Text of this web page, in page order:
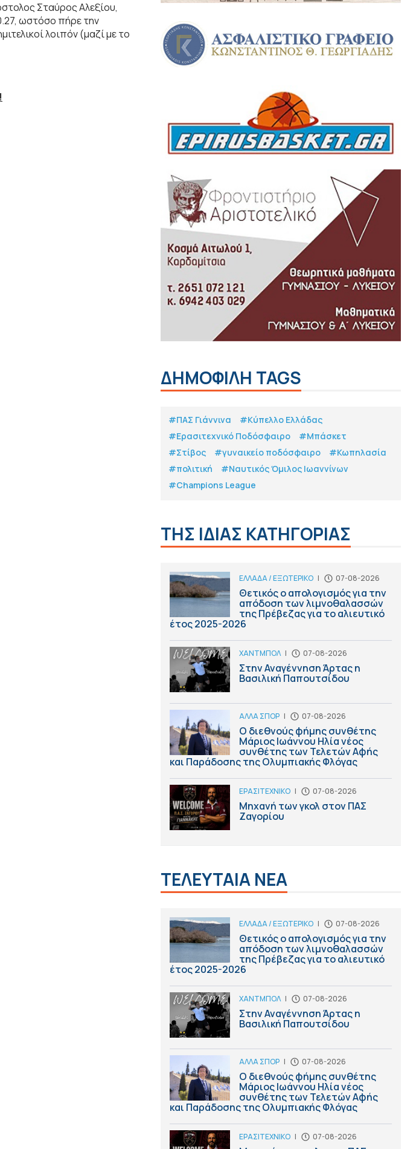
Σταύρος Αλεξίου,
ωστόσο πήρε την
λοιπόν (μαζί με το
ΔΗΜΟΦΙΛΗ TAGS
#ΠΑΣ Γιάννινα
#Κύπελλο Ελλάδας
#Eρασιτεχνικό Ποδόσφαιρο
#Μπάσκετ
#Στίβος
#γυναικείο ποδόσφαιρο
#Κωπηλασία
#πολιτική
#Ναυτικός Όμιλος Ιωαννίνων
#Champions League
ΤΗΣ ΙΔΙΑΣ ΚΑΤΗΓΟΡΙΑΣ
ΕΛΛΑΔΑ / ΕΞΩΤΕΡΙΚΟ | 07-08-2026
Θετικός ο απολογισμός για την
απόδοση των λιμνοθαλασσών
της Πρέβεζας για το αλιευτικό
έτος 2025-2026
ΧΑΝΤΜΠΟΛ | 07-08-2026
Στην Αναγέννηση Άρτας η
Βασιλική Παπουτσίδου
ΑΛΛΑ ΣΠΟΡ | 07-08-2026
Ο διεθνούς φήμης συνθέτης
Μάριος Ιωάννου Ηλία νέος
συνθέτης των Τελετών Αφής
και Παράδοσης της Ολυμπιακής Φλόγας
ΕΡΑΣΙΤΕΧΝΙΚΟ | 07-08-2026
Μηχανή των γκολ στον ΠΑΣ
Ζαγορίου
ΤΕΛΕΥΤΑΙΑ ΝΕΑ
ΕΛΛΑΔΑ / ΕΞΩΤΕΡΙΚΟ | 07-08-2026
Θετικός ο απολογισμός για την
απόδοση των λιμνοθαλασσών
της Πρέβεζας για το αλιευτικό
έτος 2025-2026
ΧΑΝΤΜΠΟΛ | 07-08-2026
Στην Αναγέννηση Άρτας η
Βασιλική Παπουτσίδου
ΑΛΛΑ ΣΠΟΡ | 07-08-2026
Ο διεθνούς φήμης συνθέτης
Μάριος Ιωάννου Ηλία νέος
συνθέτης των Τελετών Αφής
και Παράδοσης της Ολυμπιακής Φλόγας
ΕΡΑΣΙΤΕΧΝΙΚΟ | 07-08-2026